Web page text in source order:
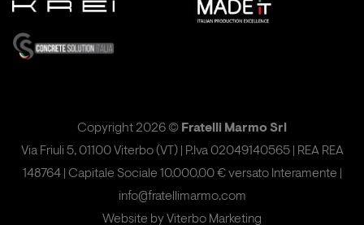
Copyright 2026 © Fratelli Marmo Srl
Via Friuli 5, 01100 Viterbo (VT) | P.Iva 02049140565 | REA REA
148764 | Capitale Sociale 10.000,00 € versato Interamente |
info@fratellimarmo.com
Website byViterbo Marketing